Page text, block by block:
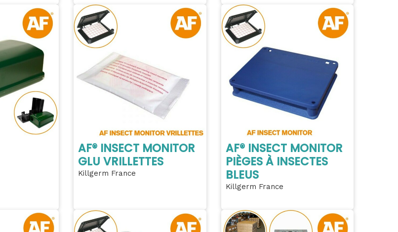
AF® INSECT MONITOR
GLU VRILLETTES
Killgerm France
AF® INSECT MONITOR
PIÈGES À INSECTES
BLEUS
Killgerm France